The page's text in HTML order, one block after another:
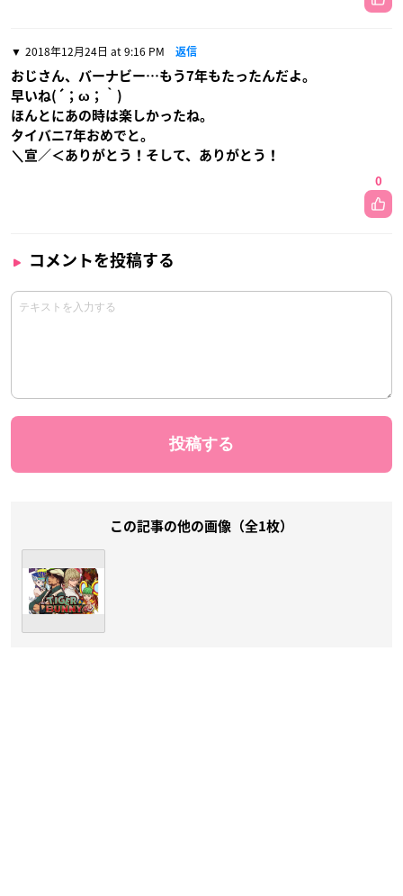
2018年12月24日 at 9:16 PM 返信
おじさん、バーナビー…もう7年もたったんだよ。
早いね(´；ω；｀)
ほんとにあの時は楽しかったね。
タイバニ7年おめでと。
＼宣／＜ありがとう！そして、ありがとう！
0
コメントを投稿する
この記事の他の画像（全1枚）